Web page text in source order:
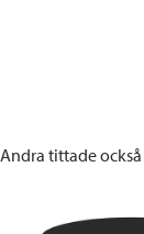
Andra tittade också